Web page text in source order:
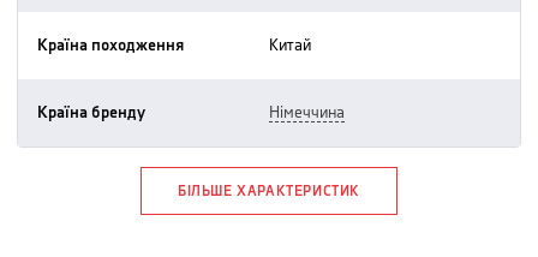
Країна походження китай
Країна бренду німеччина
БІЛЬШЕ ХАРАКТЕРИСТИК